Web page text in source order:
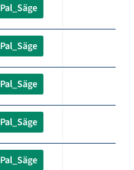
Pal_Säge
Pal_Säge
Pal_Säge
Pal_Säge
Pal_Säge